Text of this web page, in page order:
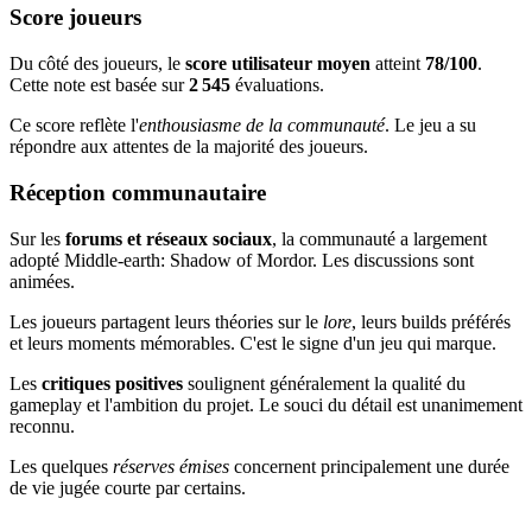
Score joueurs
Du côté des joueurs, le score utilisateur moyen atteint 78/100.
Cette note est basée sur2 545 évaluations.
Ce score reflète l'enthousiasme de la communauté. Le jeu a su
répondre aux attentes de la majorité des joueurs.
Réception communautaire
Sur les forums et réseaux sociaux, la communauté a largement
adopté Middle-earth: Shadow of Mordor. Les discussions sont
animées.
Les joueurs partagent leurs théories sur le lore, leurs builds préférés
et leurs moments mémorables. C'est le signe d'un jeu qui marque.
Les critiques positives soulignent généralement la qualité du
gameplay et l'ambition du projet. Le souci du détail est unanimement
reconnu.
Les quelques réserves émises concernent principalement une durée
de vie jugée courte par certains.